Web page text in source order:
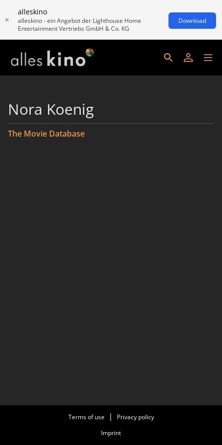
alleskino
alleskino - ein Angebot der Lighthouse Home
Entertainment Vertriebs GmbH & Co. KG
Download
Nora Koenig
The Movie Database
Terms of use
Privacy policy
Imprint